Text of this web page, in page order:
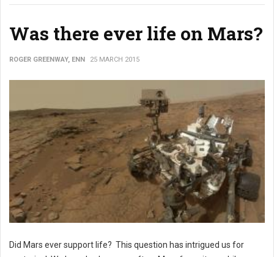
Was there ever life on Mars?
ROGER GREENWAY, ENN 25 MARCH 2015
Did Mars ever support life? This question has intrigued us for